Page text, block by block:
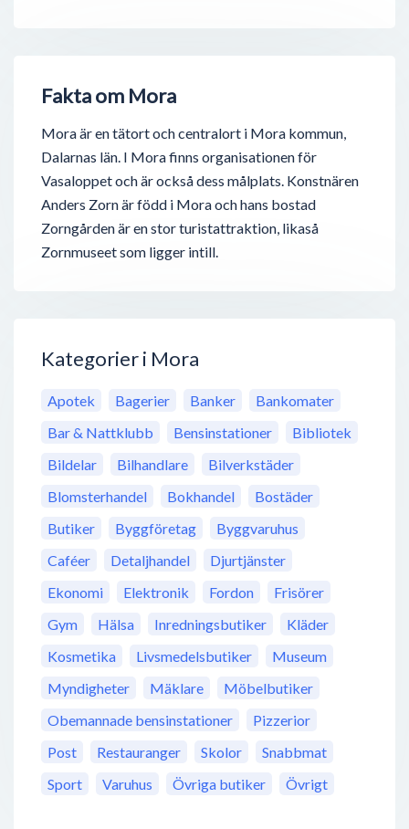
Fakta om Mora
Mora är en tätort och centralort i Mora kommun,
Dalarnas län. I Mora finns organisationen för
Vasaloppet och är också dess målplats. Konstnären
Anders Zorn är född i Mora och hans bostad
Zorngården är en stor turistattraktion, likaså
Zornmuseet som ligger intill.
Kategorier i Mora
Apotek Bagerier Banker
Bankomater
Bar & Nattklubb
Bensinstationer
Bibliotek
Bildelar
Bilhandlare
Bilverkstäder
Blomsterhandel
Bokhandel
Bostäder
Butiker
Byggföretag
Byggvaruhus
Caféer
Detaljhandel
Djurtjänster
Ekonomi
Elektronik Fordon
Frisörer
Gym
Hälsa Inredningsbutiker
Kläder
Kosmetika
Livsmedelsbutiker
Museum
Myndigheter
Mäklare
Möbelbutiker
Obemannade bensinstationer
Pizzerior
Post
Restauranger Skolor
Snabbmat
Sport
Varuhus Övriga butiker Övrigt